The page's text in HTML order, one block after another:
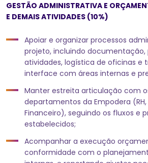
GESTÃO ADMINISTRATIVA E
E DEMAIS ATIVIDADES (10%)
Apoiar e organizar processos
projeto, incluindo
atividades, logística de oficinas e
interface com áreas internas e
Manter estreita articulação com
departamentos da Empodera
Financeiro), seguindo os fluxos e
estabelecidos;
Acompanhar a execução
conformidade com o